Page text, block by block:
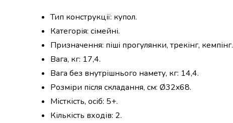
Борошно
Приправа
перець
Кухонна
сіль
Оцет
Продукти
для
суші
Тип конструкції: купол.
Категорія: сімейні.
Призначення: піші прогулянки, трекінг, кемпінг.
Вага, кг: 17,4.
Вага без внутрішнього намету, кг: 14,4.
Розміри після складання, см: Ø32x68.
Місткість, осіб: 5+.
Кількість входів: 2.